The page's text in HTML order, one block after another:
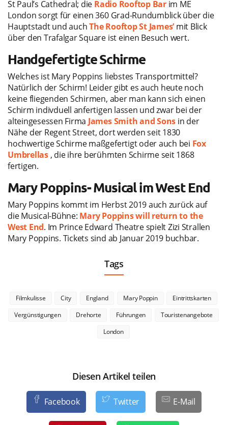
St Paul’s Cathedral; die Radio Rooftop Barim ME
London sorgt für einen 360 Grad-Rundumblick über die
Hauptstadt und auchThe Rooftop St James’mit Blick
über den Trafalgar Square ist einen Besuch wert.
Handgefertigte Schirme
Welches ist Mary Poppins liebstes Transportmittel?
Natürlich der Schirm! Leider gibt es auch heute noch
keine fliegenden Schirmen, aber man kann sich einen
Schirm indivduell anfertigen lassen und zwar bei der
alteingesessen Firma James Smith and Sons in der
Nähe der Regent Street, dort werden seit 1830
hochwertige Schirme maßgefertigt oder auch bei Fox
Umbrellas, die ihre berühmten Schirme seit 1868
fertigen.
Mary Poppins- Musical im West End
Mary Poppins kommt im Herbst 2019 auch zurück auf
die Musical-Bühne: Mary Poppins will return to the
West End. Im Prince Edward Theatre spielt Zizi Strallen
Mary Poppins. Tickets sind ab Januar 2019 buchbar.
Tags
Filmkulisse City England Mary Poppin
Eintrittskarten
Vergünstigungen
Drehorte Führungen
Touristenangebote
London
Diesen Artikel teilen
Facebook Twitter E-Mail